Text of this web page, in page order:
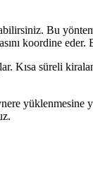
Bu
koordine
Kısa süreli
yüklenmesine